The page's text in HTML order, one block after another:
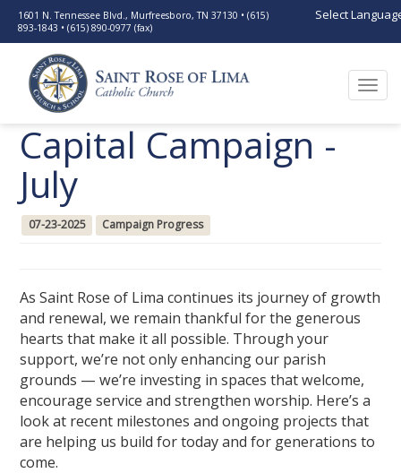
1601 N. Tennessee Blvd., Murfreesboro, TN 37130 • (615)
893-1843 • (615) 890-0977 (fax)
Select
Capital Campaign -
July
07-23-2025 Campaign Progress
As Saint Rose of Lima continues its journey of growth
and renewal, we remain thankful for the generous
hearts that make it all possible. Through your
support, we’re not only enhancing our parish
grounds — we’re investing in spaces that welcome,
encourage service and strengthen worship. Here’s a
look at recent milestones and ongoing projects that
are helping us build for today and for generations to
come.